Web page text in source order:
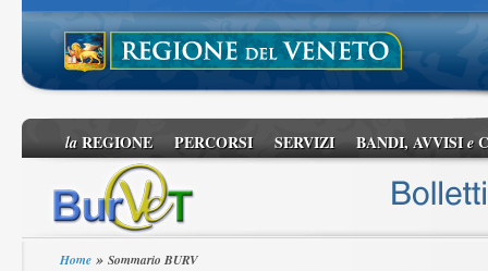
laREGIONE PERCORSI SERVIZI BANDI, AVVISIe
Home » Sommario BURV